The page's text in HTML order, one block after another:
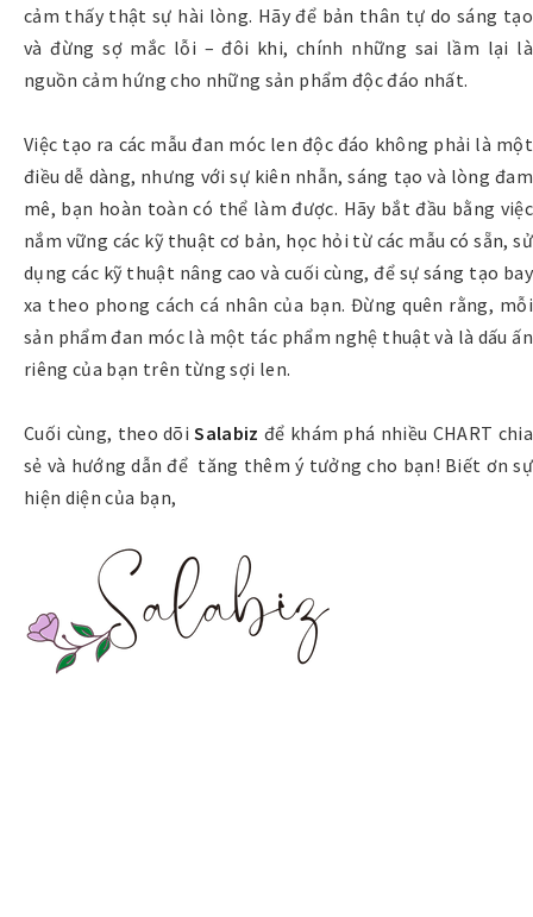
cảm thấy thật sự hài lòng. Hãy để bản thân tự do sáng tạo
và đừng sợ mắc lỗi – đôi khi, chính những sai lầm lại là
nguồn cảm hứng cho những sản phẩm độc đáo nhất.
Việc tạo ra các mẫu đan móc len độc đáo không phải là một
điều dễ dàng, nhưng với sự kiên nhẫn, sáng tạo và lòng đam
mê, bạn hoàn toàn có thể làm được. Hãy bắt đầu bằng việc
nắm vững các kỹ thuật cơ bản, học hỏi từ các mẫu có sẵn, sử
dụng các kỹ thuật nâng cao và cuối cùng, để sự sáng tạo bay
xa theo phong cách cá nhân của bạn. Đừng quên rằng, mỗi
sản phẩm đan móc là một tác phẩm nghệ thuật và là dấu ấn
riêng của bạn trên từng sợi len.
Cuối cùng, theo dõiSalabiz để khám phá nhiều CHART chia
sẻ và hướng dẫn để tăng thêm ý tưởng cho bạn! Biết ơn sự
hiện diện của bạn,